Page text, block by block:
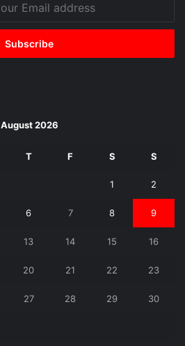
August 2026
T F S S
1 2
6 7 8 9
13 14 15 16
20 21 22 23
27 28 29 30